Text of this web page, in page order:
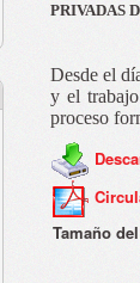
PRIVADAS
Desde el
y el
proceso
Tamaño